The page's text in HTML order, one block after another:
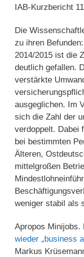
IAB-Kurzbericht
Die
zu ihren
2014/2015 ist die
deutlich gefallen.
verstärkte
ausgeglichen. Im
sich die Zahl der
verdoppelt. Dabei
bei be­stimmten
Älteren,
mittelgroßen
weniger stabil als
Apropos Minijobs.
wieder „business
Markus